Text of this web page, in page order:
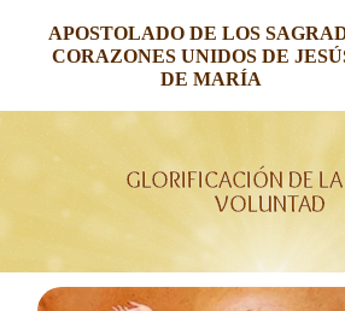
APOSTOLADO DE LOS
CORAZONES UNIDOS DE
DE MARÍA
GLORIFICACIÓN DE
VOLUNTAD